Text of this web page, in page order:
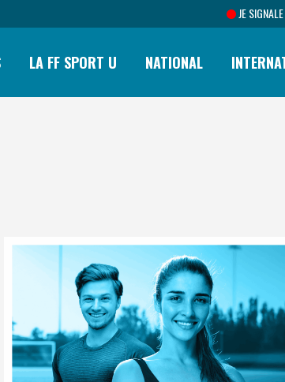
JE SIGNALE
LA FF SPORT U NATIONAL